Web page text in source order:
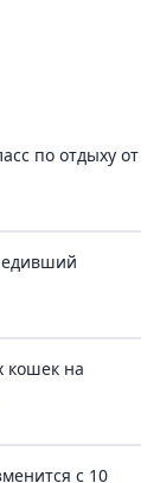
по отдыху от
кошек на
с 10